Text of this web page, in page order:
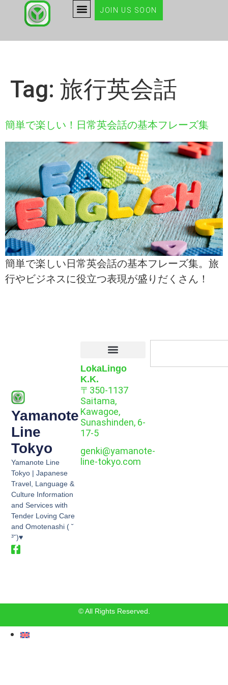
JOIN US SOON
Tag: 旅行英会話
簡単で楽しい！日常英会話の基本フレーズ集
簡単で楽しい日常英会話の基本フレーズ集。旅
行やビジネスに役立つ表現が盛りだくさん！
Yamanote
Line
Tokyo
Yamanote Line
Tokyo | Japanese
Travel, Language &
Culture Information
and Services with
Tender Loving Care
and Omotenashi ( ˘
³˘)♥
LokaLingo
K.K.
〒350-1137
Saitama,
Kawagoe,
Sunashinden, 6-
17-5
genki@yamanote-
line-tokyo.com
© All Rights Reserved.